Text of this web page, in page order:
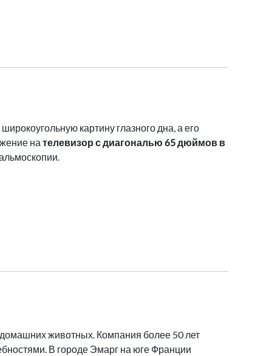
картину глазного дна, а его
на телевизор с диагональю 65 дюймов в
животных. Компания более 50 лет
В городе Эмарг на юге Франции